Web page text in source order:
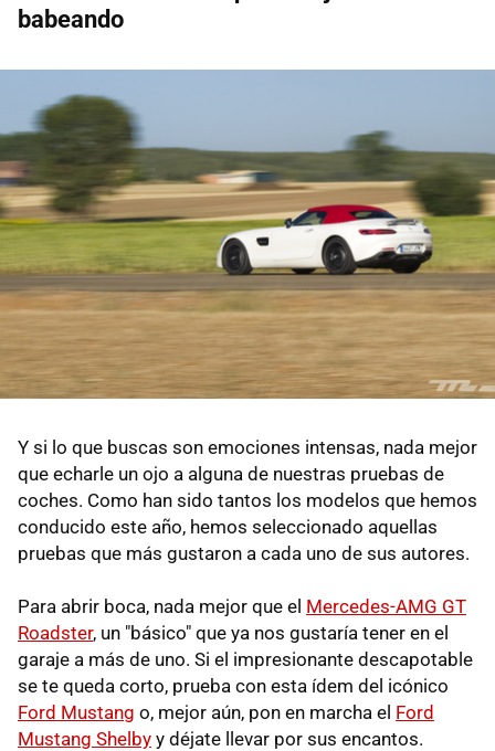
babeando
Y si lo que buscas son emociones intensas, nada mejor
que echarle un ojo a alguna de nuestras pruebas de
coches. Como han sido tantos los modelos que hemos
conducido este año, hemos seleccionado aquellas
pruebas que más gustaron a cada uno de sus autores.
Para abrir boca, nada mejor que el Mercedes-AMG GT
Roadster, un "básico" que ya nos gustaría tener en el
garaje a más de uno. Si el impresionante descapotable
se te queda corto, prueba con esta ídem del icónico
Ford Mustang o, mejor aún, pon en marcha el Ford
Mustang Shelby y déjate llevar por sus encantos.